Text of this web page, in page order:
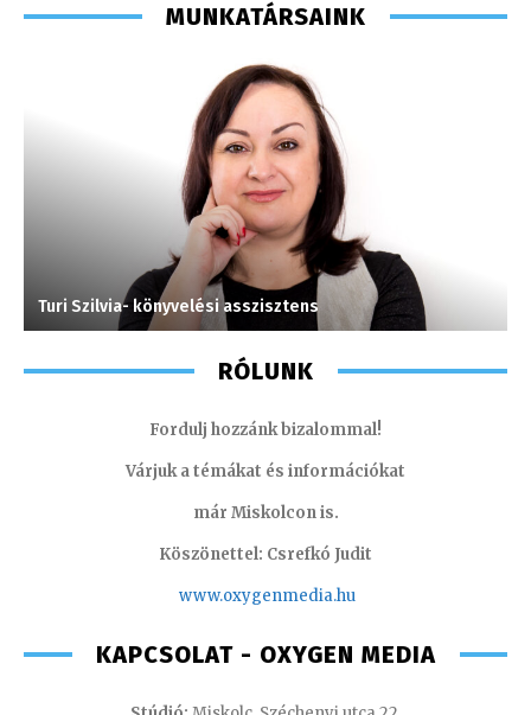
MUNKATÁRSAINK
Turi Szilvia- könyvelési asszisztens
RÓLUNK
Fordulj hozzánk bizalommal!
Várjuk a témákat és információkat
már Miskolcon is.
Köszönettel: Csrefkó Judit
www.oxygenmedia.hu
KAPCSOLAT - OXYGEN MEDIA